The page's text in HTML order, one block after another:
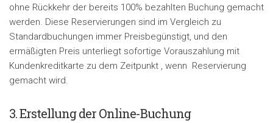
ohne Rückkehr der bereits 100% bezahlten Buchung gemacht
werden. Diese Reservierungen sind im Vergleich zu
Standardbuchungen immer Preisbegünstigt, und den
ermäßigten Preis unterliegt sofortige Vorauszahlung mit
Kundenkreditkarte zu dem Zeitpunkt , wenn Reservierung
gemacht wird.
3. Erstellung der Online-Buchung